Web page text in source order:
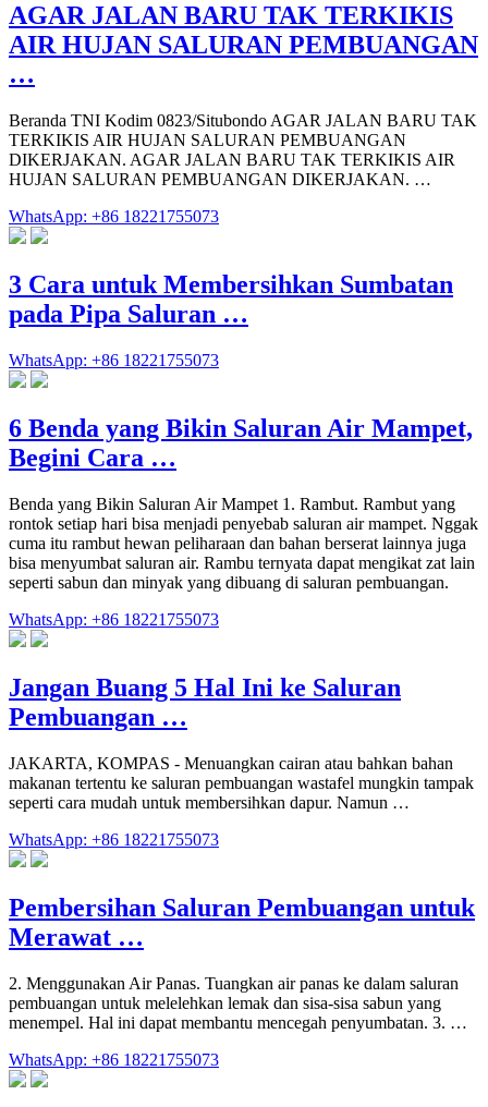
AGAR JALAN BARU TAK TERKIKIS
AIR HUJAN SALURAN PEMBUANGAN
…
Beranda TNI Kodim 0823/Situbondo AGAR JALAN BARU TAK
TERKIKIS AIR HUJAN SALURAN PEMBUANGAN
DIKERJAKAN. AGAR JALAN BARU TAK TERKIKIS AIR
HUJAN SALURAN PEMBUANGAN DIKERJAKAN. …
WhatsApp: +86 18221755073
3 Cara untuk Membersihkan Sumbatan
pada Pipa Saluran …
WhatsApp: +86 18221755073
6 Benda yang Bikin Saluran Air Mampet,
Begini Cara …
Benda yang Bikin Saluran Air Mampet 1. Rambut. Rambut yang
rontok setiap hari bisa menjadi penyebab saluran air mampet. Nggak
cuma itu rambut hewan peliharaan dan bahan berserat lainnya juga
bisa menyumbat saluran air. Rambu ternyata dapat mengikat zat lain
seperti sabun dan minyak yang dibuang di saluran pembuangan.
WhatsApp: +86 18221755073
Jangan Buang 5 Hal Ini ke Saluran
Pembuangan …
JAKARTA, KOMPAS - Menuangkan cairan atau bahkan bahan
makanan tertentu ke saluran pembuangan wastafel mungkin tampak
seperti cara mudah untuk membersihkan dapur. Namun …
WhatsApp: +86 18221755073
Pembersihan Saluran Pembuangan untuk
Merawat …
2. Menggunakan Air Panas. Tuangkan air panas ke dalam saluran
pembuangan untuk melelehkan lemak dan sisa-sisa sabun yang
menempel. Hal ini dapat membantu mencegah penyumbatan. 3. …
WhatsApp: +86 18221755073